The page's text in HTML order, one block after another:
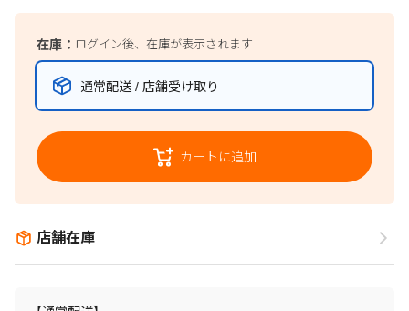
在庫： ログイン後、在庫が表示されます
通常配送 / 店舗受け取り
カートに追加
店舗在庫